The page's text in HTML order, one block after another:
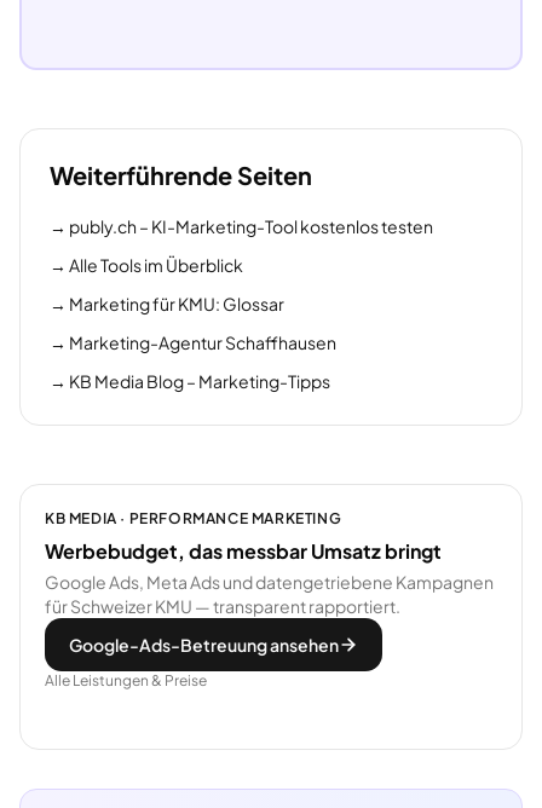
Weiterführende Seiten
→ publy.ch – KI-Marketing-Tool kostenlos testen
→ Alle Tools im Überblick
→ Marketing für KMU: Glossar
→ Marketing-Agentur Schaffhausen
→ KB Media Blog – Marketing-Tipps
KB MEDIA · PERFORMANCE MARKETING
Werbebudget, das messbar Umsatz bringt
Google Ads, Meta Ads und datengetriebene Kampagnen
für Schweizer KMU — transparent rapportiert.
Google-Ads-Betreuung ansehen
Alle Leistungen & Preise